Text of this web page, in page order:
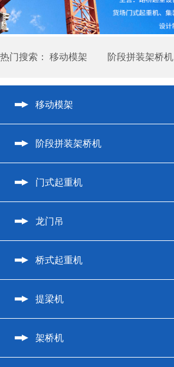
热门搜索： 移动模架 阶段拼装架桥机
移动模架
阶段拼装架桥机
门式起重机
龙门吊
桥式起重机
提梁机
架桥机